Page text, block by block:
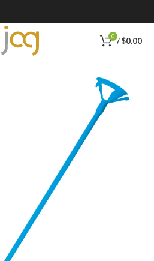
0 /$0.00